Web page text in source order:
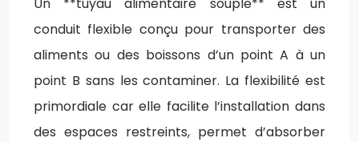
conduit flexible conçu pour transporter des
aliments ou des boissons d’un point A à un
point B sans les contaminer. La flexibilité est
primordiale car elle facilite l’installation dans
des espaces restreints, permet d’absorber